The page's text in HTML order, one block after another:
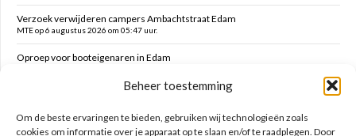
Beheer toestemming
Om de beste ervaringen te bieden, gebruiken wij technologieën zoals
cookies om informatie over je apparaat op te slaan en/of te raadplegen. Door
Verzoek verwijderen campers Ambachtstraat Edam
MTE op 6 augustus 2026 om 05:47 uur.
Oproep voor booteigenaren in Edam
Buslijn 67 tussen purmerend en zaandam blijft zorgenkind